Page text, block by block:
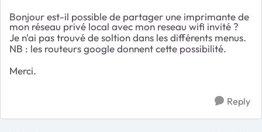
Bonjour est-il possible de partager une imprimante de
mon réseau privé local avec mon reseau wifi invité ?
Je n'ai pas trouvé de soltion dans les différents menus.
NB : les routeurs google donnent cette possibilité.
Merci.
Reply